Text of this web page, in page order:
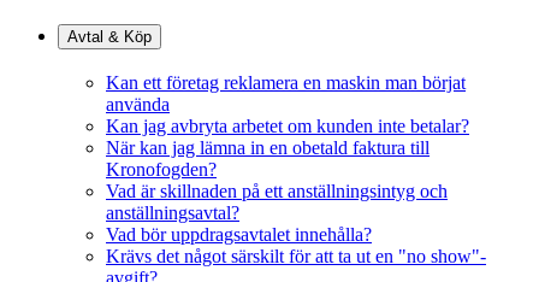
Avtal & Köp
Kan ett företag reklamera en maskin man börjat
använda
Kan jag avbryta arbetet om kunden inte betalar?
När kan jag lämna in en obetald faktura till
Kronofogden?
Vad är skillnaden på ett anställningsintyg och
anställningsavtal?
Vad bör uppdragsavtalet innehålla?
Krävs det något särskilt för att ta ut en "no show"-
avgift?